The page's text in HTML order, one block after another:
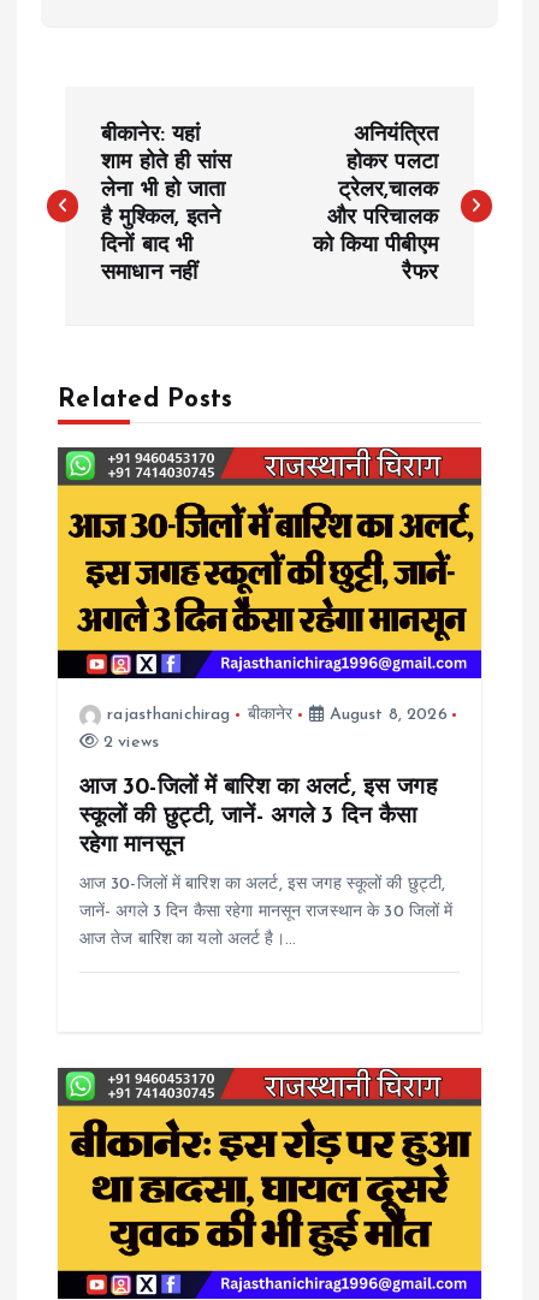
s
a
v
a
बीकानेर: यहां
शाम होते ही सांस
लेना भी हो जाता
है मुश्किल, इतने
दिनों बाद भी
समाधान नहीं
अनियंत्रित
होकर पलटा
ट्रेलर,चालक
और परिचालक
को किया पीबीएम
रैफर
Related Posts
rajasthanichirag बीकानेर
August 8, 2026
2 views
आज 30-जिलों में बारिश का अलर्ट, इस जगह
स्कूलों की छुट्टी, जानें- अगले 3 दिन कैसा
रहेगा मानसून
आज 30-जिलों में बारिश का अलर्ट, इस जगह स्कूलों की छुट्टी,
जानें- अगले 3 दिन कैसा रहेगा मानसून राजस्थान के 30 जिलों में
आज तेज बारिश का यलो अलर्ट है।…